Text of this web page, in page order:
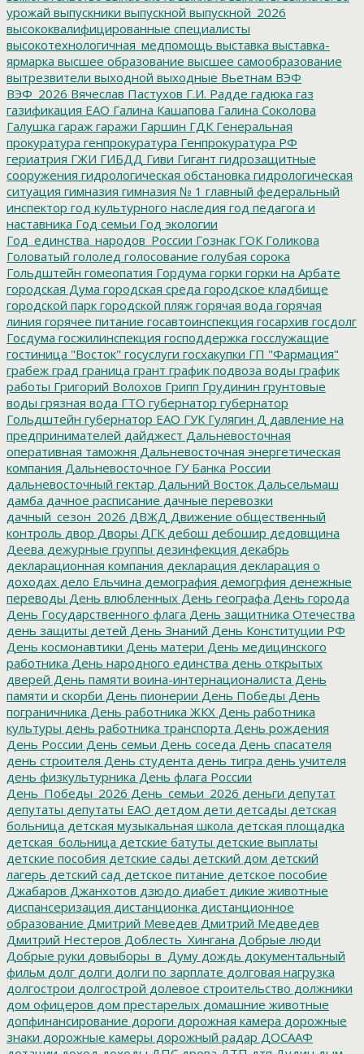
урожай выпускники выпускной выпускной_2026
высококвалифицированные специалисты
высокотехнологичная_медпомощь выставка выставка-
ярмарка высшее образование высшее самообразование
вытрезвители выходной выходные Вьетнам ВЭФ
ВЭФ_2026 Вячеслав Пастухов Г.И. Радде гадюка газ
газификация ЕАО Галина Кашапова Галина Соколова
Галушка гараж гаражи Гаршин ГДК Генеральная
прокуратура генпрокуратура Генпрокуратура РФ
гериатрия ГЖИ ГИБДД Гиви Гигант гидрозащитные
сооружения гидрологическая обстановка гидрологическая
ситуация гимназия гимназия № 1 главный федеральный
инспектор год культурного наследия год педагога и
наставника Год семьи Год экологии
Год_единства_народов_России Гознак ГОК Голикова
Головатый гололед голосование голубая сорока
Гольдштейн гомеопатия Гордума горки горки на Арбате
городская Дума городская среда городское кладбище
городской парк городской пляж горячая вода горячая
линия горячее питание госавтоинспекция госархив госдолг
Госдума госжилинспекция господдержка госслужащие
гостиница "Восток" госуслуги госхакупки ГП "Фармация"
грабеж град граница грант график подвоза воды график
работы Григорий Волохов Грипп Грудинин грунтовые
воды грязная вода ГТО губернатор губернатор
Гольдштейн губернатор ЕАО ГУК Гулягин Д давление на
предпринимателей дайджест Дальневосточная
оперативная таможня Дальневосточная энергетическая
компания Дальневосточное ГУ Банка России
дальневосточный гектар Дальний Восток Дальсельмаш
дамба дачное расписание дачные перевозки
дачный_сезон_2026 ДВЖД Движение общественный
контроль двор Дворы ДГК дебош дебошир дедовщина
Деева дежурные группы дезинфекция декабрь
декларационная компания декларация декларация о
доходах дело Ельчина демография демогрфия денежные
переводы День влюбленных День географа День города
День Государственного флага День защитника Отечества
день защиты детей День Знаний День Конституции РФ
День космонавтики День матери День медицинского
работника День народного единства день открытых
дверей День памяти воина-интернационалиста День
памяти и скорби День пионерии День Победы День
пограничника День работника ЖКХ День работника
культуры день работника транспорта День рождения
День России День семьи День соседа День спасателя
день строителя День студента день тигра день учителя
день физкультурника День флага России
День_Победы_2026 День_семьи_2026 деньги депутат
депутаты депутаты ЕАО детдом дети детсады детская
больница детская музыкальная школа детская площадка
детская_больница детские батуты детские выплаты
детские пособия детские сады детский дом детский
лагерь детский сад детское питание детское пособие
Джабаров Джанхотов дзюдо диабет дикие животные
диспансеризация дистанционка дистанционное
образование Дмитрий Меведев Дмитрий Медведев
Дмитрий Нестеров Доблесть_Хингана Добрые люди
Добрые руки довыборы_в_Думу дождь документальный
фильм долг долги долги по зарплате долговая нагрузка
долгострои долгострой долевое строительство должники
дом офицеров дом престарелых домашние животные
допфинансирование дороги дорожная камера дорожные
знаки дорожные камеры дорожный радар ДОСААФ